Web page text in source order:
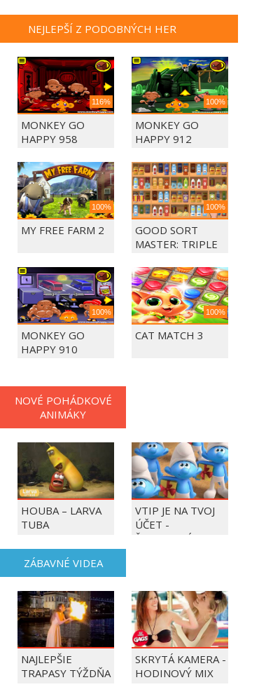
NEJLEPŠÍ Z PODOBNÝCH HER
116%
MONKEY GO
HAPPY 958
100%
MONKEY GO
HAPPY 912
100%
MY FREE FARM 2
100%
GOOD SORT
MASTER: TRIPLE
100%
MONKEY GO
HAPPY 910
100%
CAT MATCH 3
NOVÉ POHÁDKOVÉ
ANIMÁKY
HOUBA – LARVA
TUBA
VTIP JE NA TVOJ
ÚČET -
ŠMOULOVÉ
ZÁBAVNÉ VIDEA
NAJLEPŠIE
TRAPASY TÝŽDŇA
SKRYTÁ KAMERA -
HODINOVÝ MIX